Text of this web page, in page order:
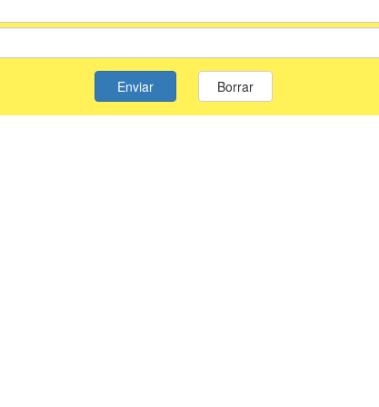
Enviar Borrar